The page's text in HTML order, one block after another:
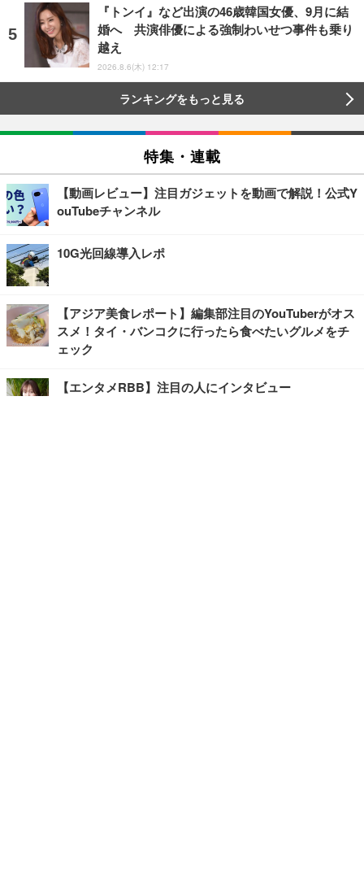
『トンイ』など出演の46歳韓国女優、9月に結
婚へ 共演俳優による強制わいせつ事件も乗り
越え
2026.8.6(木) 12:17
ランキングをもっと見る
特集・連載
【動画レビュー】注目ガジェットを動画で解説！公式Y
ouTubeチャンネル
10G光回線導入レポ
【アジア美食レポート】編集部注目のYouTuberがオス
スメ！タイ・バンコクに行ったら食べたいグルメをチ
ェック
【エンタメRBB】注目の人にインタビュー